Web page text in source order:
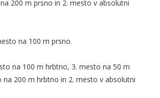
200 m prsno in 2. mesto v absolutni
na 100 m prsno.
na 100 m hrbtno, 3. mesto na 50 m
na 200 m hrbtno in 2. mesto v absolutni